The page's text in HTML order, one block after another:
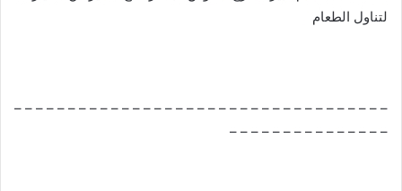
لتناول الطعام
– – – – – – – – – – – – – – – – – – – – – – – – – – – – – – – – – – –
– – – – – – – – – – – – – – –